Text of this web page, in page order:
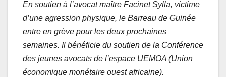
En soutien à l’avocat maître Facinet Sylla, victime
d’une agression physique, le Barreau de Guinée
entre en grève pour les deux prochaines
semaines. Il bénéficie du soutien de la Conférence
des jeunes avocats de l’espace UEMOA (Union
économique monétaire ouest africaine).